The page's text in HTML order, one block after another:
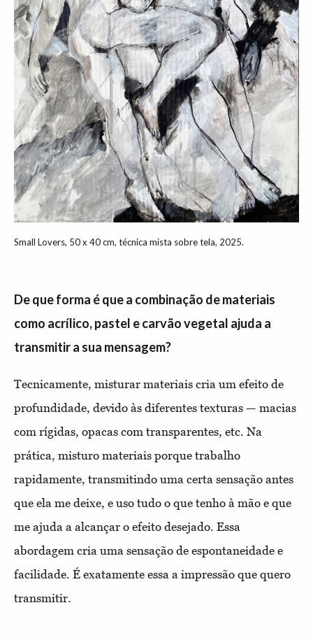
Small Lovers, 50 x 40 cm, técnica mista sobre tela, 2025.
De que forma é que a combinação de materiais
como acrílico, pastel e carvão vegetal ajuda a
transmitir a sua mensagem?
Tecnicamente, misturar materiais cria um efeito de
profundidade, devido às diferentes texturas — macias
com rígidas, opacas com transparentes, etc. Na
prática, misturo materiais porque trabalho
rapidamente, transmitindo uma certa sensação antes
que ela me deixe, e uso tudo o que tenho à mão e que
me ajuda a alcançar o efeito desejado. Essa
abordagem cria uma sensação de espontaneidade e
facilidade. É exatamente essa a impressão que quero
transmitir.